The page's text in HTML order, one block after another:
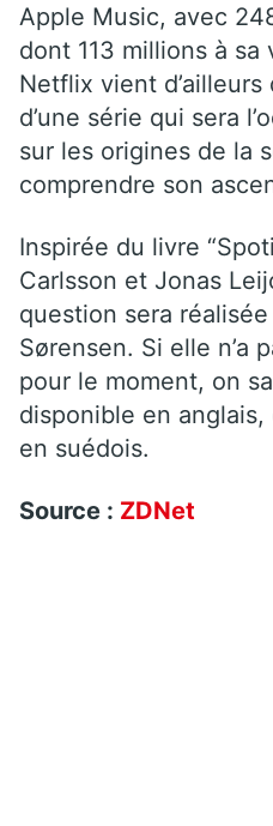
Apple Music, avec
dont 113 millions à sa
Netflix vient d’ailleurs
d’une série qui sera
sur les origines de la
comprendre son
Inspirée du livre
Carlsson et Jonas
question sera
Sørensen. Si elle n’a
pour le moment, on
disponible en
en suédois.
Source : ZDNet